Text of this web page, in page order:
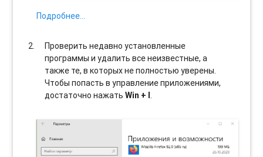
Подробнее…
Проверить недавно установленные
программы и удалить все неизвестные, а
также те, в которых не полностью уверены.
Чтобы попасть в управление приложениями,
достаточно нажатьWin + I.